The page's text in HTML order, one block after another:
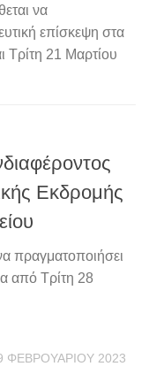
να
επίσκεψη στα
Τρίτη 21 Μαρτίου
Εκδρομής
πραγματοποιήσει
από Tρίτη 28
ΦΕΒΡΟΥΑΡΊΟΥ 2023